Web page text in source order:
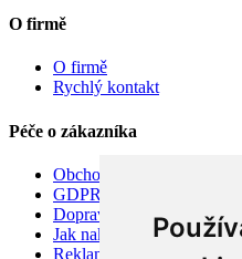
O firmě
O firmě
Rychlý kontakt
Péče o zákazníka
Obchodní podmínky
GDPR
Doprava
Jak nakupovat
Reklamace